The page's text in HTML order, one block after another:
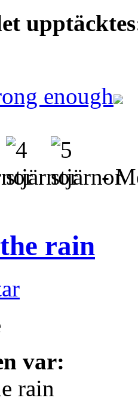
enough
-
rain
var:
rain